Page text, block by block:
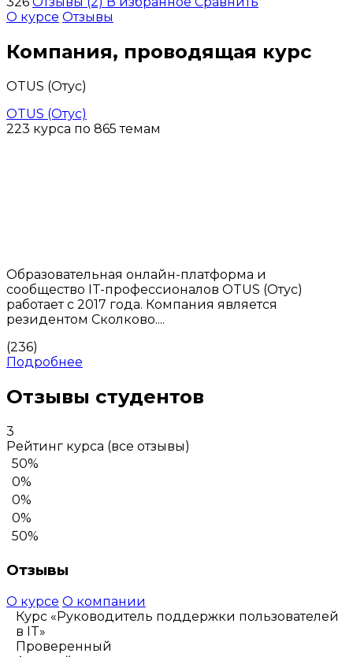
О курсе Отзывы
Компания, проводящая курс
OTUS (Отус)
OTUS (Отус)
223 курса по 865 темам
Образовательная онлайн-платформа и
сообщество IT-профессионалов OTUS (Отус)
работает с 2017 года. Компания является
резидентом Сколково....
(236)
Подробнее
Отзывы студентов
3
Рейтинг курса (все отзывы)
50%
0%
0%
0%
50%
Отзывы
О курсе О компании
Курс «Руководитель поддержки пользователей
в IT»
Проверенный